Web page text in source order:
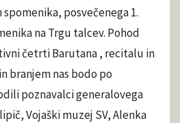
posvečenega 1.
na Trgu talcev. Pohod
četrti Barutana , recitalu in
branjem nas bodo po
poznavalci generalovega
Vojaški muzej SV, Alenka